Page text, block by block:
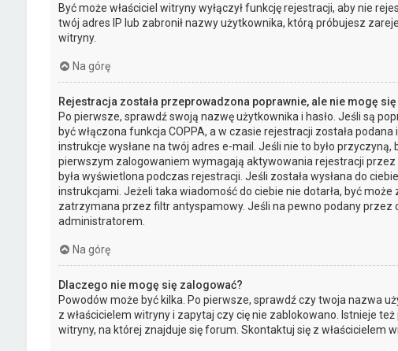
Być może właściciel witryny wyłączył funkcję rejestracji, aby nie
twój adres IP lub zabronił nazwy użytkownika, którą próbujesz
witryny.
Na górę
Rejestracja została przeprowadzona poprawnie, ale nie mogę
Po pierwsze, sprawdź swoją nazwę użytkownika i hasło. Jeśli są
być włączona funkcja COPPA, a w czasie rejestracji została
instrukcje wysłane na twój adres e-mail. Jeśli nie to było
pierwszym zalogowaniem wymagają aktywowania rejestracji
była wyświetlona podczas rejestracji. Jeśli została wysłana do
instrukcjami. Jeżeli taka wiadomość do ciebie nie dotarła, być
zatrzymana przez filtr antyspamowy. Jeśli na pewno podany przez
administratorem.
Na górę
Dlaczego nie mogę się zalogować?
Powodów może być kilka. Po pierwsze, sprawdź czy twoja nazwa
z właścicielem witryny i zapytaj czy cię nie zablokowano. Istnieje
witryny, na której znajduje się forum. Skontaktuj się z właścicielem